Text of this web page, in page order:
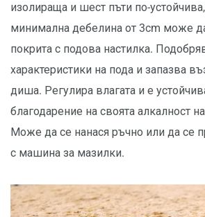
изолираща и шест пъти по-
минимална дебелина от 3cm може
покрита с подова настилка.
характеристики на пода и запазва
диша. Регулира влагата и е
благодарение на своята алкалност
Може да се нанася ръчно или да се
с машина за мазилки.